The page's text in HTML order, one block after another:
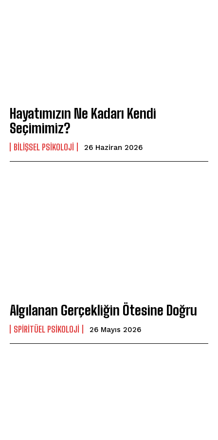
Hayatımızın Ne Kadarı Kendi
Seçimimiz?
BILIŞSEL PSIKOLOJI 26 Haziran 2026
Algılanan Gerçekliğin Ötesine Doğru
SPIRITÜEL PSIKOLOJI 26 Mayıs 2026